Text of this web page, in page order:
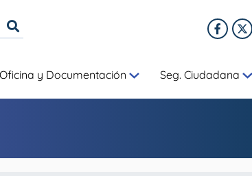
Oficina y Documentación Seg. Ciudadana